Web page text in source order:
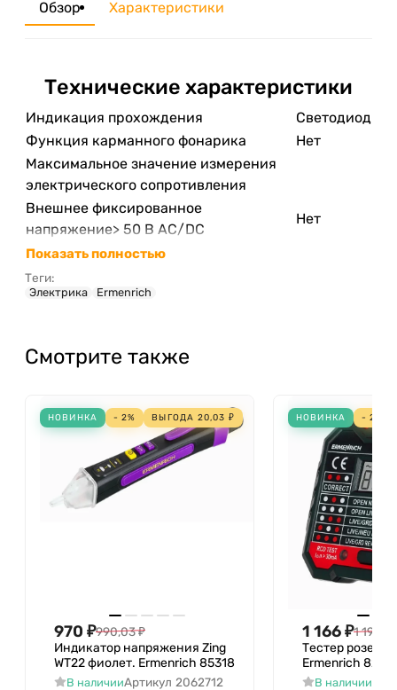
Обзор Характеристики
Технические характеристики
Индикация прохождения
Светодиод
Функция карманного фонарика
Нет
Максимальное значение измерения
электрического сопротивления
Внешнее фиксированное
напряжение> 50 В AC/DC
Нет
Показать полностью
Теги:
Электрика Ermenrich
Смотрите также
НОВИНКА - 2% ВЫГОДА 20,03 ₽
970 ₽990,03₽
Индикатор напряжения Zing
WT22 фиолет. Ermenrich 85318
В наличииАртикул 2062712
НОВИНКА - 2%
1 166₽1 190,11
Тестер
Ermenrich
В наличии